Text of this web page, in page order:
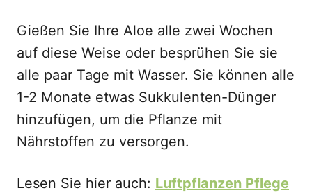
Gießen Sie Ihre Aloe alle zwei Wochen
auf diese Weise oder besprühen Sie sie
alle paar Tage mit Wasser. Sie können alle
1-2 Monate etwas Sukkulenten-Dünger
hinzufügen, um die Pflanze mit
Nährstoffen zu versorgen.
Lesen Sie hier auch: Luftpflanzen Pflege